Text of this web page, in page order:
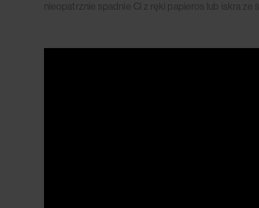
nieopatrznie spadnie Ci z ręki papieros lub iskra